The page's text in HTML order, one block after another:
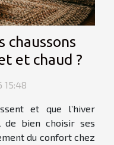
chaussons
et chaud ?
15:48
et que l’hiver
de bien choisir ses
du confort chez